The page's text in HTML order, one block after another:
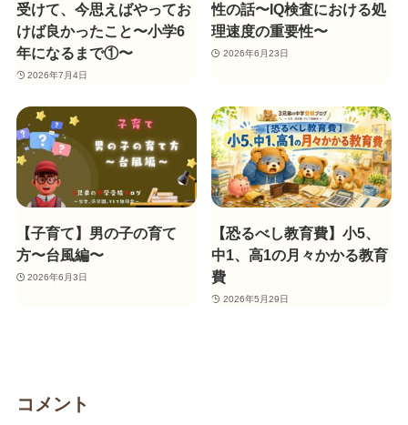
受けて、今思えばやってお
けば良かったこと〜小学6
年になるまで①〜
2026年7月4日
性の話〜IQ検査における処
理速度の重要性〜
2026年6月23日
【子育て】男の子の育て
方〜台風編〜
2026年6月3日
【恐るべし教育費】小5、
中1、高1の月々かかる教育
費
2026年5月29日
コメント